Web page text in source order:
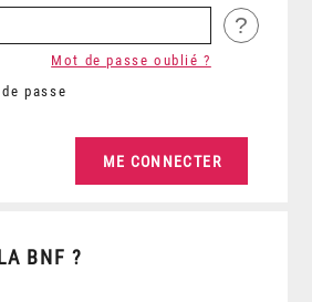
?
passe
Mot de passe oublié ?
BNF ?